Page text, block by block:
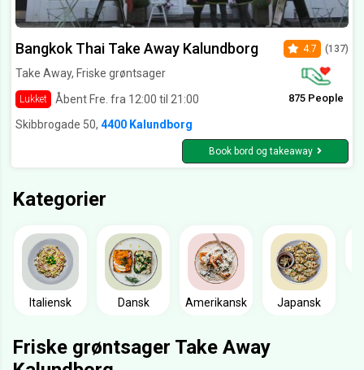
Bangkok Thai Take Away Kalundborg
Take Away, Friske grøntsager
Lukket Åbent Fre. fra 12:00 til 21:00
4.7 (137)
875 People
Skibbrogade 50, 4400 Kalundborg
Book bord og takeaway
Kategorier
Italiensk Dansk Amerikansk Japansk
Friske grøntsager Take Away